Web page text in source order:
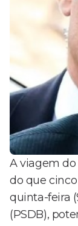
A viagem
do que
quinta-feira
(PSDB),